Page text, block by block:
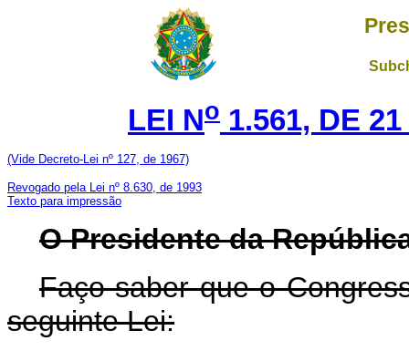
LEI No 1.561, DE
(Vide Decreto-Lei nº 127, de 1967)
Revogado pela Lei nº 8.630, de 1993
Texto para impressão
O Presidente da
Faço saber que o
seguinte Lei: